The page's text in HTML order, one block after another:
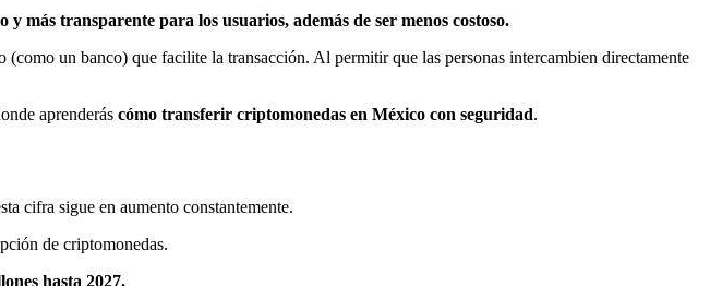
y más transparente para los usuarios, además de ser menos costoso.
un banco) que facilite la transacción. Al permitir que las personas intercambien directamente
aprenderás cómo transferir criptomonedas en México con seguridad.
cifra sigue en aumento constantemente.
de criptomonedas.
hasta 2027.